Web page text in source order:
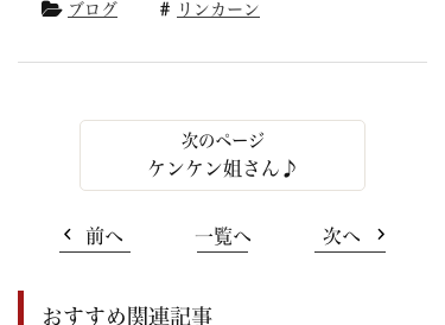
ブログ リンカーン
ケンケン姐さん♪
前へ 一覧へ 次へ
おすすめ関連記事